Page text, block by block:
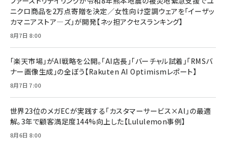
ニクロ商品を2万点寄贈を決定／女性向け空調ウェアを「イーザッ
カマニアストア―ズ」が開発【ネッ担アクセスランキング】
8月7日 8:00
「楽天市場」がAI戦略を公開。「AI店長」「バーチャル試着」「RMSバ
ナー画像生成」の全ぼう【Rakuten AI Optimismレポート】
8月7日 7:00
世界23位のメガECが実践する「カスタマーサービス×AI」の最適
解。3年で顧客満足度144%向上した【Lululemon事例】
8月6日 8:00